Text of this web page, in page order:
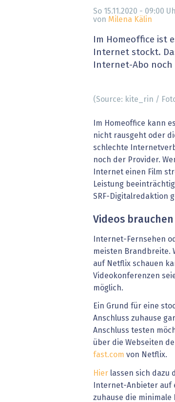
» alle News
So 15.11.2020 - 09:00
von Milena Kälin
Im Homeoffice ist
Internet stockt.
Internet-Abo noch
(Source: kite_rin /
Im Homeoffice kann
nicht rausgeht oder
schlechte
noch der Provider.
Internet einen Film
Leistung
SRF-Digitalredaktion
Videos
Internet-Fernsehen
meisten Brandbreite.
auf Netflix schauen
Videokonferenzen
möglich.
Ein Grund für eine
Anschluss zuhause
Anschluss testen
über die Webseiten
fast.com von Netflix.
Hier lassen sich dazu
Internet-Anbieter auf
zuhause die